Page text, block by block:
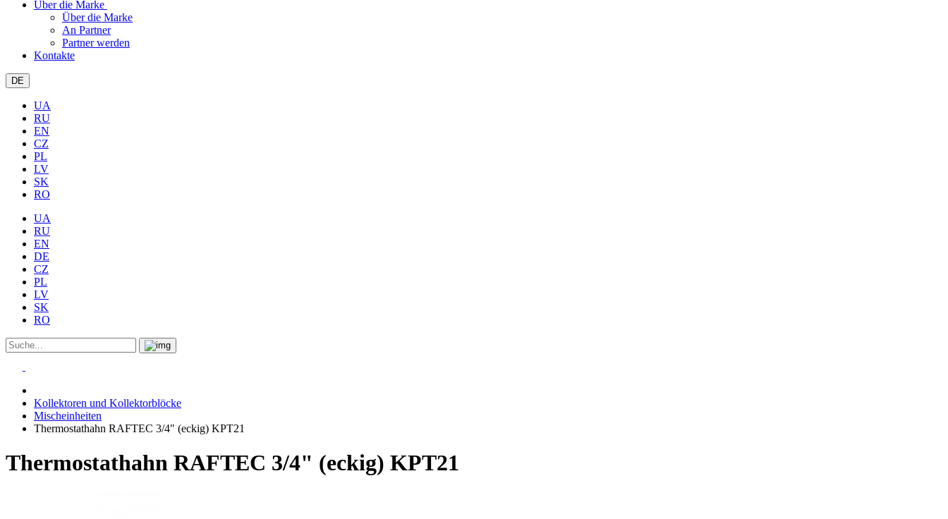
Über die Marke
Über die Marke
An Partner
Partner werden
Kontakte
DE
UA
RU
EN
CZ
PL
LV
SK
RO
UA
RU
EN
DE
CZ
PL
LV
SK
RO
Kollektoren und Kollektorblöcke
Mischeinheiten
Thermostathahn RAFTEC 3/4" (eckig) KPT21
Thermostathahn RAFTEC 3/4" (eckig) KPT21